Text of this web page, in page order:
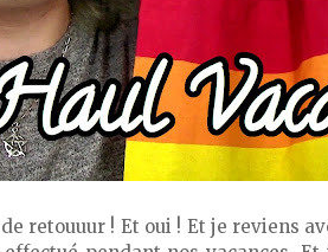
retouuur ! Et oui ! Et je reviens